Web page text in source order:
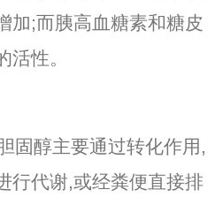
加;而胰高血糖素和糖皮
活性。
醇主要通过转化作用,
行代谢,或经粪便直接排